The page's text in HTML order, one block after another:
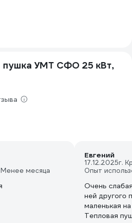
пушка УМТ СФО 25 кВт,
Менее месяца
Евгений
17.12.2025г.
Опыт
Очень
ней другого
маленькая
Тепловая